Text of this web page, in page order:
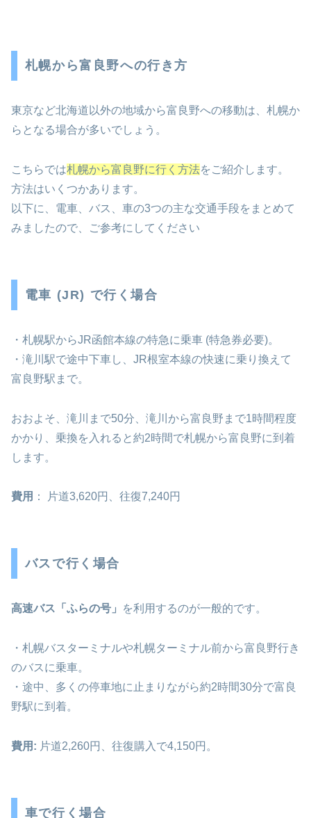
札幌から富良野への行き方
東京など北海道以外の地域から富良野への移動は、札幌か
らとなる場合が多いでしょう。
こちらでは札幌から富良野に行く方法をご紹介します。
方法はいくつかあります。
以下に、電車、バス、車の3つの主な交通手段をまとめて
みましたので、ご参考にしてください
電車 (JR) で行く場合
・札幌駅からJR函館本線の特急に乗車 (特急券必要)。
・滝川駅で途中下車し、JR根室本線の快速に乗り換えて
富良野駅まで。
おおよそ、滝川まで50分、滝川から富良野まで1時間程度
かかり、乗換を入れると約2時間で札幌から富良野に到着
します。
費用 ： 片道3,620円、往復7,240円
バスで行く場合
高速バス「ふらの号」 を利用するのが一般的です。
・札幌バスターミナルや札幌ターミナル前から富良野行き
のバスに乗車。
・途中、多くの停車地に止まりながら約2時間30分で富良
野駅に到着。
費用: 片道2,260円、往復購入で4,150円。
車で行く場合